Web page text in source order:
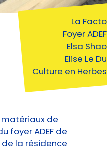
La Facto
Foyer ADEF
Elsa Shao
Elise Le Du
Culture en Herbes
de
foyer ADEF de
la résidence